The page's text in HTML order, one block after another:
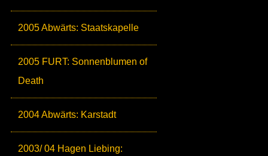
2005 Abwärts: Staatskapelle
2005 FURT: Sonnenblumen of
Death
2004 Abwärts: Karstadt
2003/ 04 Hagen Liebing: